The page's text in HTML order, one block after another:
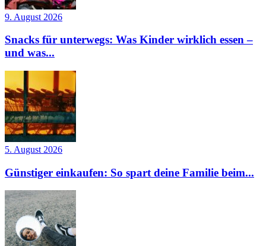
9. August 2026
Snacks für unterwegs: Was Kinder wirklich essen –
und was...
5. August 2026
Günstiger einkaufen: So spart deine Familie beim...